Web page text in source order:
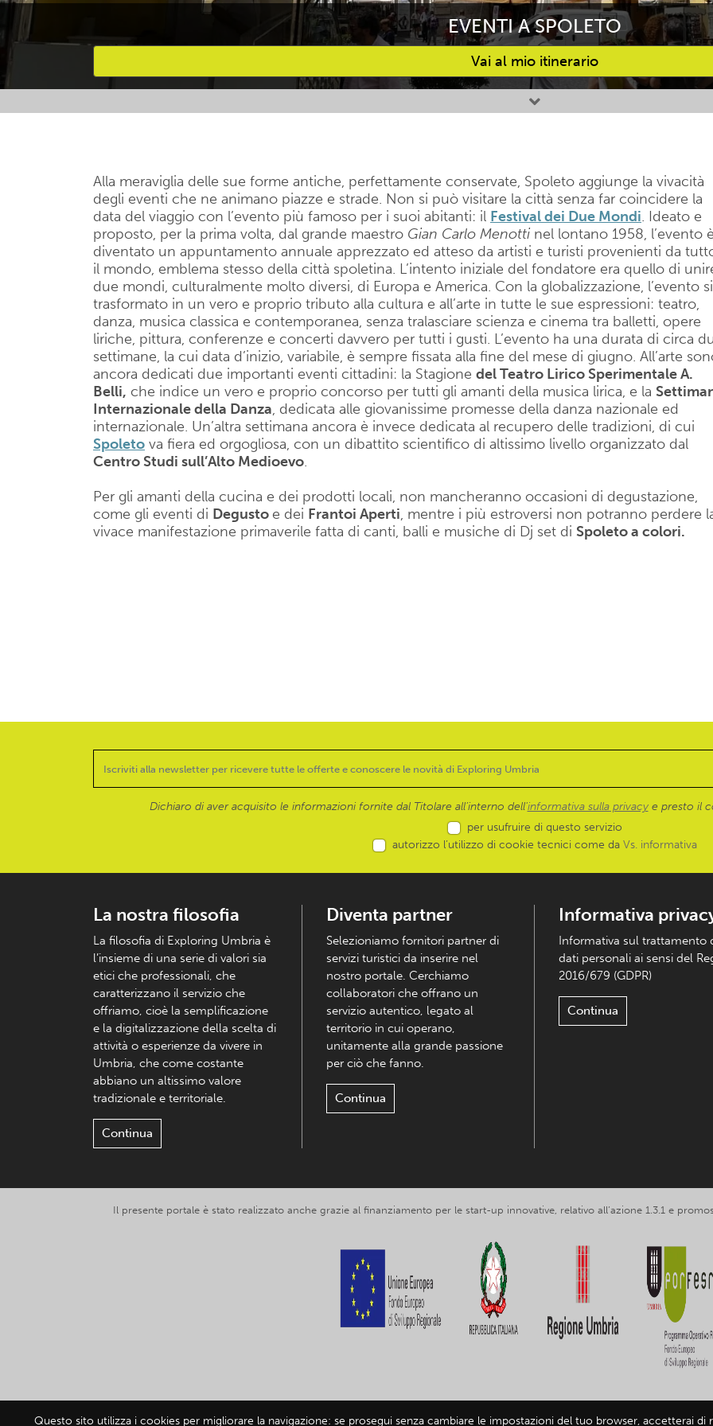
EVENTI A SPOLETO
Vai al mio itinerario
Attività preferite
Alla meraviglia delle sue forme antiche, perfettamente conservate, Spoleto aggiunge la vivacità
degli eventi che ne animano piazze e strade. Non si può visitare la città senza far coincidere la
data del viaggio con l’evento più famoso per i suoi abitanti: il Festival dei Due Mondi. Ideato e
proposto, per la prima volta, dal grande maestro Gian Carlo Menotti nel lontano 1958, l’evento è
diventato un appuntamento annuale apprezzato ed atteso da artisti e turisti provenienti da
il mondo, emblema stesso della città spoletina. L’intento iniziale del fondatore era quello di
due mondi, culturalmente molto diversi, di Europa e America. Con la globalizzazione, l’evento
trasformato in un vero e proprio tributo alla cultura e all’arte in tutte le sue espressioni: teatro,
danza, musica classica e contemporanea, senza tralasciare scienza e cinema tra balletti, opere
liriche, pittura, conferenze e concerti davvero per tutti i gusti. L’evento ha una durata di circa
settimane, la cui data d’inizio, variabile, è sempre fissata alla fine del mese di giugno. All’arte
ancora dedicati due importanti eventi cittadini: la Stagione del Teatro Lirico Sperimentale A.
Belli, che indice un vero e proprio concorso per tutti gli amanti della musica lirica, e la
Internazionale della Danza, dedicata alle giovanissime promesse della danza nazionale ed
internazionale. Un’altra settimana ancora è invece dedicata al recupero delle tradizioni, di cui
Spoleto va fiera ed orgogliosa, con un dibattito scientifico di altissimo livello organizzato dal
Centro Studi sull’Alto Medioevo.
Per gli amanti della cucina e dei prodotti locali, non mancheranno occasioni di degustazione,
come gli eventi di Degustoe dei Frantoi Aperti, mentre i più estroversi non potranno perdere
vivace manifestazione primaverile fatta di canti, balli e musiche di Dj set di Spoleto a colori.
Dichiaro di aver acquisito le informazioni fornite dal Titolare all’interno dell'informativa sulla privacye presto il
per usufruire di questo servizio
autorizzo l’utilizzo di cookie tecnici come da Vs. informativa
La nostra filosofia
La filosofia di Exploring Umbria è
l’insieme di una serie di valori sia
etici che professionali, che
caratterizzano il servizio che
offriamo, cioè la semplificazione
e la digitalizzazione della scelta di
attività o esperienze da vivere in
Umbria, che come costante
abbiano un altissimo valore
tradizionale e territoriale.
Continua
Diventa partner
Selezioniamo fornitori partner di
servizi turistici da inserire nel
nostro portale. Cerchiamo
collaboratori che offrano un
servizio autentico, legato al
territorio in cui operano,
unitamente alla grande passione
per ciò che fanno.
Continua
Informativa
Informativa sul trattamento
dati personali ai sensi del
2016/679 (GDPR)
Continua
Il presente portale è stato realizzato anche grazie al finanziamento per le start-up innovative, relativo all’azione 1.3.1 e
© 2019-2026 Exploring Umbria srl, partita IVA IT03602120549 -Informativa privacy-
Questo sito utilizza i cookies per migliorare la navigazione: se prosegui senza cambiare le impostazioni del tuo browser, accetterai